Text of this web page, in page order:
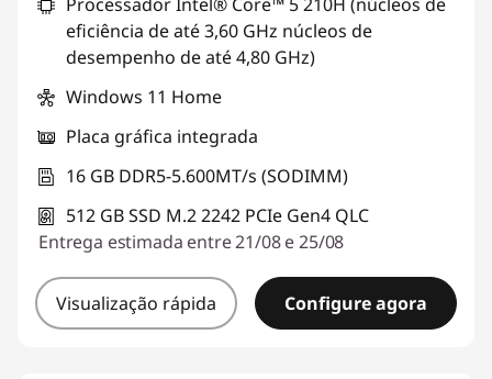
eficiência de até 3,60 GHz núcleos de
desempenho de até 4,80 GHz)
Windows 11 Home
Placa gráfica integrada
16 GB DDR5-5.600MT/s (SODIMM)
512 GB SSD M.2 2242 PCIe Gen4 QLC
Entrega estimada entre 21/08 e 25/08
Visualização rápida Configure agora